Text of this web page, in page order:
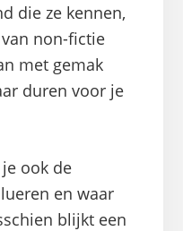
die ze kennen,
non-fictie
met gemak
duren voor je
ook de
en waar
blijkt een